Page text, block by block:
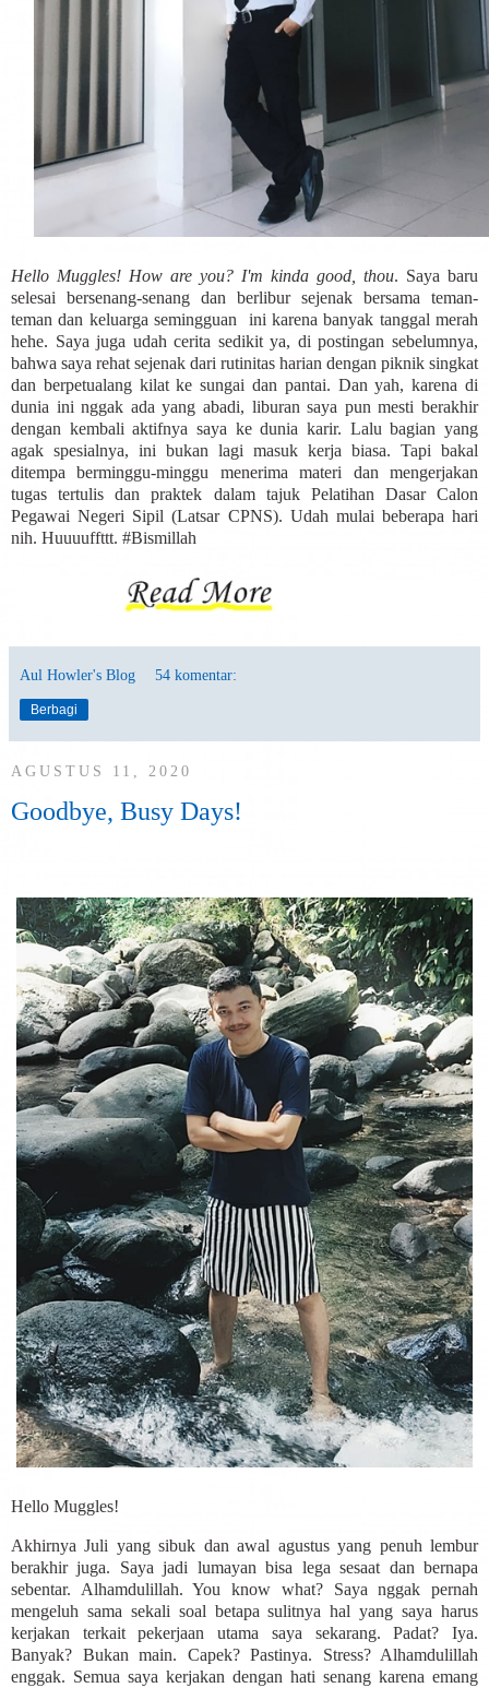
Hello Muggles! How are you? I'm kinda good, thou. Saya baru
selesai bersenang-senang dan berlibur sejenak bersama teman-
teman dan keluarga semingguan ini karena banyak tanggal merah
hehe. Saya juga udah cerita sedikit ya, di postingan sebelumnya,
bahwa saya rehat sejenak dari rutinitas harian dengan piknik singkat
dan berpetualang kilat ke sungai dan pantai. Dan yah, karena di
dunia ini nggak ada yang abadi, liburan saya pun mesti berakhir
dengan kembali aktifnya saya ke dunia karir. Lalu bagian yang
agak spesialnya, ini bukan lagi masuk kerja biasa. Tapi bakal
ditempa berminggu-minggu menerima materi dan mengerjakan
tugas tertulis dan praktek dalam tajuk Pelatihan Dasar Calon
Pegawai Negeri Sipil (Latsar CPNS). Udah mulai beberapa hari
nih. Huuuuffttt. #Bismillah
Aul Howler's Blog 54 komentar:
Berbagi
AGUSTUS 11, 2020
Goodbye, Busy Days!
Hello Muggles!
Akhirnya Juli yang sibuk dan awal agustus yang penuh lembur
berakhir juga. Saya jadi lumayan bisa lega sesaat dan bernapa
sebentar. Alhamdulillah. You know what? Saya nggak pernah
mengeluh sama sekali soal betapa sulitnya hal yang saya harus
kerjakan terkait pekerjaan utama saya sekarang. Padat? Iya.
Banyak? Bukan main. Capek? Pastinya. Stress? Alhamdulillah
enggak. Semua saya kerjakan dengan hati senang karena emang